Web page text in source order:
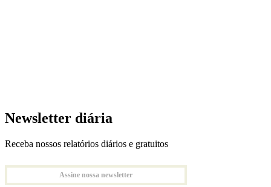
Newsletter diária
Receba nossos relatórios diários e gratuitos
Assine nossa newsletter